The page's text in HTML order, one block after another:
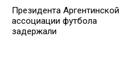
Президента Аргентинской
ассоциации футбола
задержали